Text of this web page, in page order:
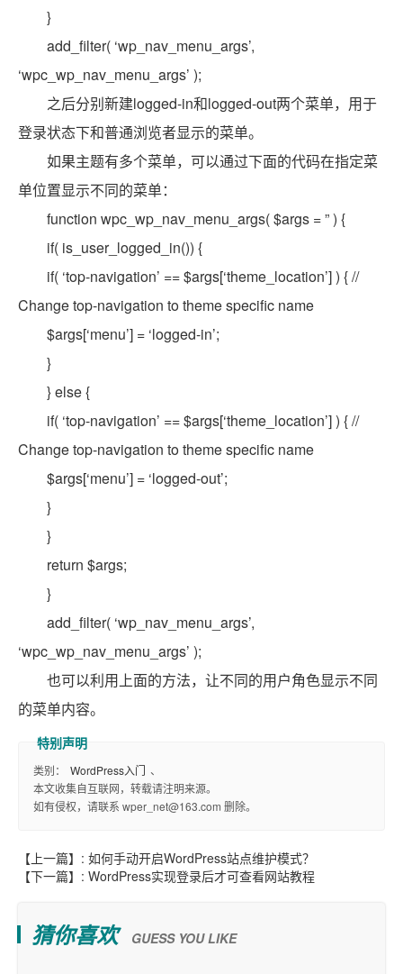
}
add_filter( ‘wp_nav_menu_args’,
‘wpc_wp_nav_menu_args’ );
之后分别新建logged-in和logged-out两个菜单，用于
登录状态下和普通浏览者显示的菜单。
如果主题有多个菜单，可以通过下面的代码在指定菜
单位置显示不同的菜单：
function wpc_wp_nav_menu_args( $args = ” ) {
if( is_user_logged_in()) {
if( ‘top-navigation’ == $args[‘theme_location’] ) { //
Change top-navigation to theme specific name
$args[‘menu’] = ‘logged-in’;
}
} else {
if( ‘top-navigation’ == $args[‘theme_location’] ) { //
Change top-navigation to theme specific name
$args[‘menu’] = ‘logged-out’;
}
}
return $args;
}
add_filter( ‘wp_nav_menu_args’,
‘wpc_wp_nav_menu_args’ );
也可以利用上面的方法，让不同的用户角色显示不同
的菜单内容。
类别： WordPress入门 、
本文收集自互联网，转载请注明来源。
如有侵权，请联系 wper_net@163.com 删除。
【上一篇】: 如何手动开启WordPress站点维护模式？
【下一篇】: WordPress实现登录后才可查看网站教程
猜你喜欢 GUESS YOU LIKE